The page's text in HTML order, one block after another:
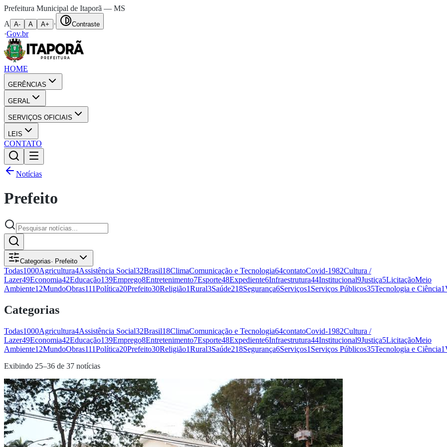
Prefeitura Municipal de Itaporã — MS
A
A- A A+ · Contraste
·Gov.br
HOME
GERÊNCIAS
GERAL
SERVIÇOS OFICIAIS
LEIS
CONTATO
Notícias
Prefeito
Categorias· Prefeito
Todas1000Agricultura4Assistência Social32Brasil18ClimaComunicação e Tecnologia64contatoCovid-1982Cultura /
Lazer49Economia42Educação139Emprego8Entretenimento7Esporte48Expediente6Infraestrutura44Institucional9Justiça5LicitaçãoMeio
Ambiente12MundoObras111Política20Prefeito30Religião1Rural3Saúde218Segurança6Serviços1 Serviços Públicos35Tecnologia e Ciência1
Categorias
Todas1000Agricultura4Assistência Social32Brasil18ClimaComunicação e Tecnologia64contatoCovid-1982Cultura /
Lazer49Economia42Educação139Emprego8Entretenimento7Esporte48Expediente6Infraestrutura44Institucional9Justiça5LicitaçãoMeio
Ambiente12MundoObras111Política20Prefeito30Religião1Rural3Saúde218Segurança6Serviços1 Serviços Públicos35Tecnologia e Ciência1
Exibindo 25–36 de 37 notícias